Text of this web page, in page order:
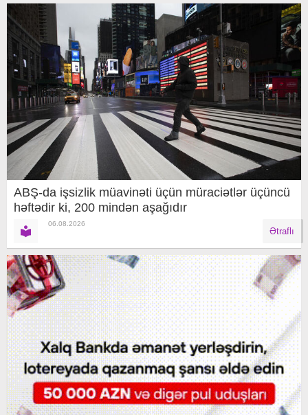
ABŞ-da işsizlik müavinəti üçün müraciətlər üçüncü
həftədir ki, 200 mindən aşağıdır
06.08.2026
Ətraflı